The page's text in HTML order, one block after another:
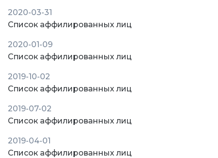
2020-03-31
Список аффилированных лиц
2020-01-09
Список аффилированных лиц
2019-10-02
Список аффилированных лиц
2019-07-02
Список аффилированных лиц
2019-04-01
Список аффилированных лиц